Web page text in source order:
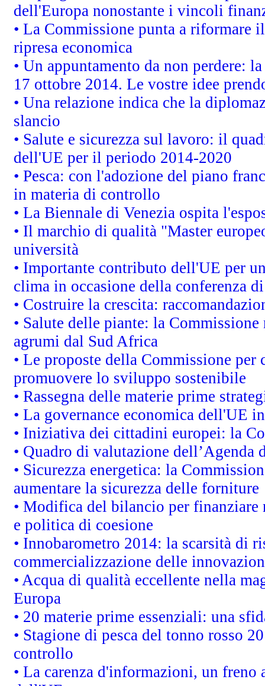
dell'Europa nonostante i vincoli
• La Commissione punta a riformare
ripresa economica
• Un appuntamento da non perdere:
17 ottobre 2014. Le vostre idee
• Una relazione indica che la
slancio
• Salute e sicurezza sul lavoro: il
dell'UE per il periodo 2014-2020
• Pesca: con l'adozione del piano
in materia di controllo
• La Biennale di Venezia ospita
• Il marchio di qualità "Master
università
• Importante contributo dell'UE per
clima in occasione della conferenza
• Costruire la crescita:
• Salute delle piante: la
agrumi dal Sud Africa
• Le proposte della Commissione
promuovere lo sviluppo sostenibile
• Rassegna delle materie prime
• La governance economica dell'UE
• Iniziativa dei cittadini europei: la
• Quadro di valutazione
• Sicurezza energetica: la
aumentare la sicurezza delle forniture
• Modifica del bilancio per finanziare
e politica di coesione
• Innobarometro 2014: la scarsità di
commercializzazione delle
• Acqua di qualità eccellente nella
Europa
• 20 materie prime essenziali: una
• Stagione di pesca del tonno rosso
controllo
• La carenza d'informazioni, un